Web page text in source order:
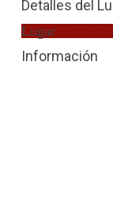
Detalles del
LugarFiscalía
Información